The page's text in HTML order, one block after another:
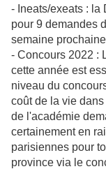
- Ineats/exeats : la
pour 9 demandes
semaine
- Concours 2022 :
cette année est
niveau du
coût de la vie
de l'académie
certainement en
parisiennes pour
province via le